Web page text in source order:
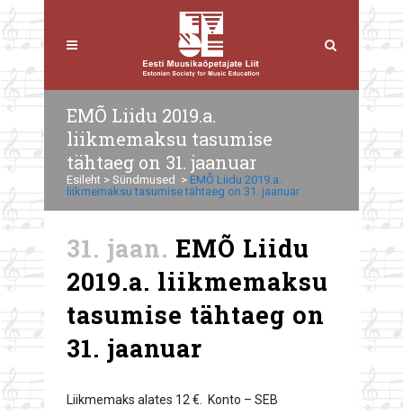
EMÕ Liidu 2019.a.
liikmemaksu tasumise
tähtaeg on 31. jaanuar
Esileht > Sündmused > EMÕ Liidu 2019.a.
liikmemaksu tasumise tähtaeg on 31. jaanuar
31. jaan. EMÕ Liidu
2019.a. liikmemaksu
tasumise tähtaeg on
31. jaanuar
Liikmemaks alates 12 €. Konto – SEB